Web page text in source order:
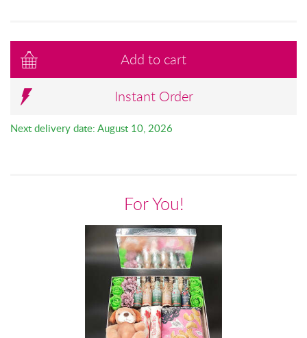
Add to cart
Instant Order
Next delivery date: August 10, 2026
For You!